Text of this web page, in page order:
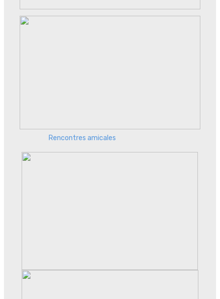
Rencontres amicales